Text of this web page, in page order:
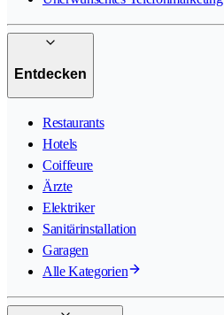
Entdecken
Restaurants
Hotels
Coiffeure
Ärzte
Elektriker
Sanitärinstallation
Garagen
Alle Kategorien